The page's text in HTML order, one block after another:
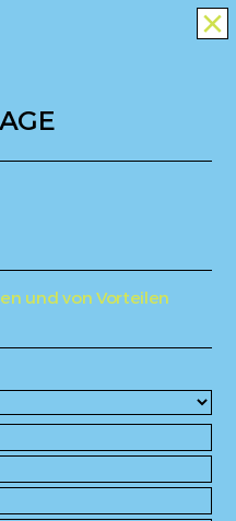
close
und von Vorteilen